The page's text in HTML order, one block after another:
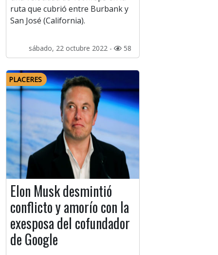
ruta que cubrió entre Burbank y
San José (California).
sábado, 22 octubre 2022 - 58
PLACERES
Elon Musk desmintió
conflicto y amorío con la
exesposa del cofundador
de Google